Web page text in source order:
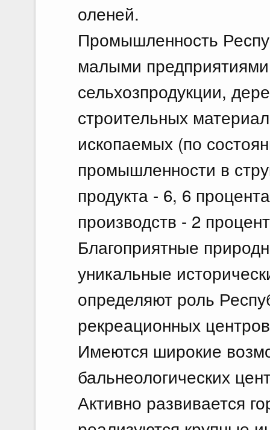
оленей.
Промышленность
малыми
сельхозпродукции,
строительных
ископаемых (по
промышленности в
продукта - 6, 6
производств - 2
Благоприятные
уникальные
определяют роль
рекреационных
Имеются широкие
бальнеологических
Активно развивается